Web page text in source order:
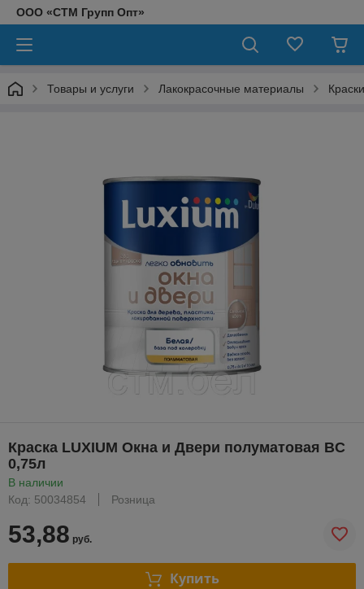
ООО «СТМ Групп Опт»
Товары и услуги Лакокрасочные материалы
Краска LUXIUM Окна и Двери полуматовая BС
0,75л
В наличии
Код: 50034854
Розница
53,88 руб.
Купить